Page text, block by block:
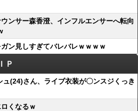
ウンサー森香澄、インフルエンサーへ転向
ン見しすぎてバレバレｗｗｗｗ
Ｐ
ュ(24)さん、ライブ衣装が〇ンスジくっき
くなるｗ